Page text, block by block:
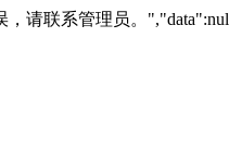
请联系管理员。